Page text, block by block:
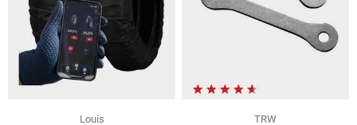
Louis
TRW